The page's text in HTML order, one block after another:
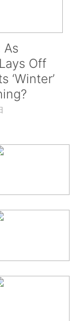
As
Off
‘Winter’